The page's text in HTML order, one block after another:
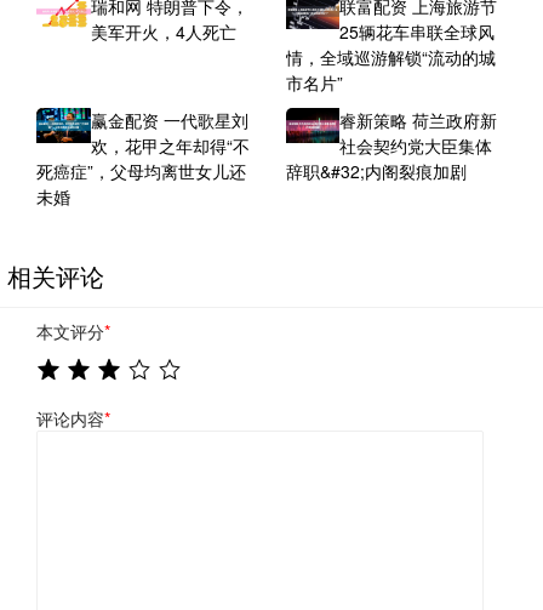
瑞和网 特朗普下令，
美军开火，4人死亡
联富配资 上海旅游节
25辆花车串联全球风
情，全域巡游解锁“流动的城
市名片”
赢金配资 一代歌星刘
欢，花甲之年却得“不
死癌症”，父母均离世女儿还
未婚
睿新策略 荷兰政府新
社会契约党大臣集体
辞职&#32;内阁裂痕加剧
相关评论
本文评分*
评论内容*